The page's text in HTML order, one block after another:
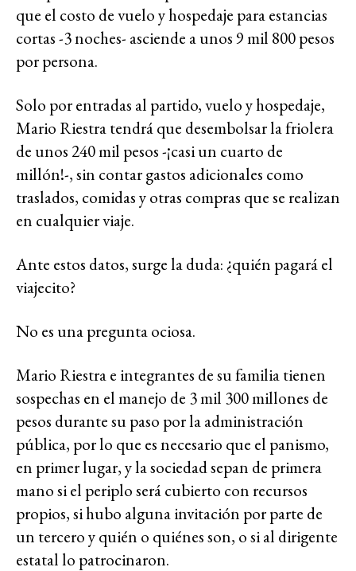
que el costo de vuelo y hospedaje para estancias
cortas -3 noches- asciende a unos 9 mil 800 pesos
por persona.
Solo por entradas al partido, vuelo y hospedaje,
Mario Riestra tendrá que desembolsar la friolera
de unos 240 mil pesos -¡casi un cuarto de
millón!-, sin contar gastos adicionales como
traslados, comidas y otras compras que se realizan
en cualquier viaje.
Ante estos datos, surge la duda: ¿quién pagará el
viajecito?
No es una pregunta ociosa.
Mario Riestra e integrantes de su familia tienen
sospechas en el manejo de 3 mil 300 millones de
pesos durante su paso por la administración
pública, por lo que es necesario que el panismo,
en primer lugar, y la sociedad sepan de primera
mano si el periplo será cubierto con recursos
propios, si hubo alguna invitación por parte de
un tercero y quién o quiénes son, o si al dirigente
estatal lo patrocinaron.